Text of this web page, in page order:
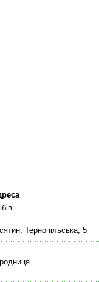
Тернопільська, 5